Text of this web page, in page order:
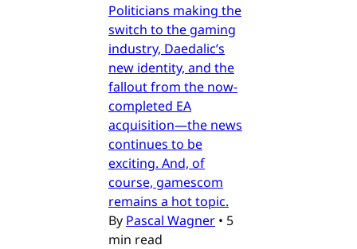
Politicians making the
switch to the gaming
industry, Daedalic’s
new identity, and the
fallout from the now-
completed EA
acquisition—the news
continues to be
exciting. And, of
course, gamescom
remains a hot topic.
By Pascal Wagner • 5
min read